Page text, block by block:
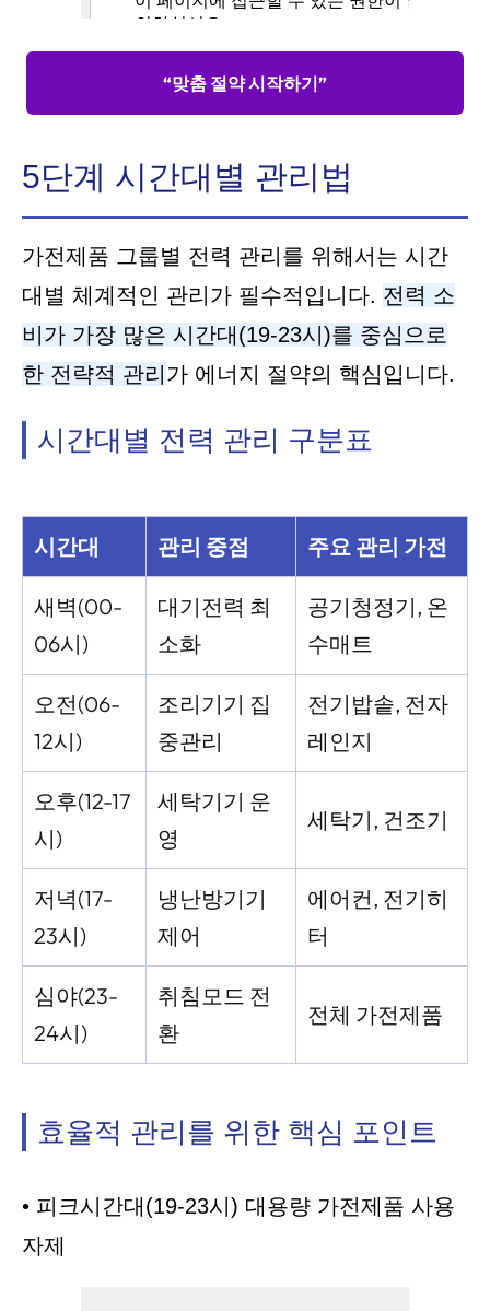
“맞춤 절약 시작하기”
5단계 시간대별 관리법
가전제품 그룹별 전력 관리를 위해서는 시간
대별 체계적인 관리가 필수적입니다. 전력 소
비가 가장 많은 시간대(19-23시)를 중심으로
한 전략적 관리 가 에너지 절약의 핵심입니다.
시간대별 전력 관리 구분표
시간대 관리 중점 주요 관리 가전
새벽(00-
06시)
대기전력 최
소화
공기청정기, 온
수매트
오전(06-
12시)
조리기기 집
중관리
전기밥솥, 전자
레인지
오후(12-17
시)
세탁기기 운
영
세탁기, 건조기
저녁(17-
23시)
냉난방기기
제어
에어컨, 전기히
터
심야(23-
24시)
취침모드 전
환
전체 가전제품
효율적 관리를 위한 핵심 포인트
• 피크시간대(19-23시) 대용량 가전제품 사용
자제